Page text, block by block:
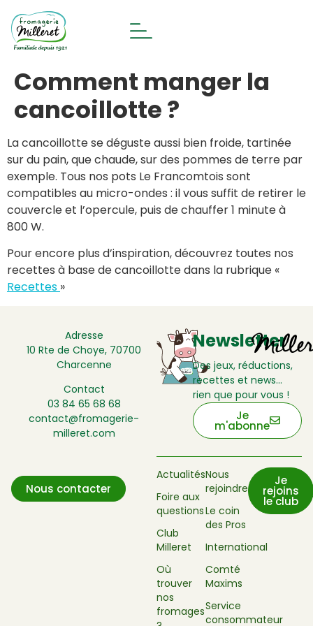
Comment manger la
cancoillotte ?
La cancoillotte se déguste aussi bien froide, tartinée
sur du pain, que chaude, sur des pommes de terre par
exemple. Tous nos pots Le Francomtois sont
compatibles au micro-ondes : il vous suffit de retirer le
couvercle et l’opercule, puis de chauffer 1 minute à
800 W.
Pour encore plus d’inspiration, découvrez toutes nos
recettes à base de cancoillotte dans la rubrique «
Recettes »
Adresse
10 Rte de Choye, 70700
Charcenne
Contact
03 84 65 68 68
contact@fromagerie-
milleret.com
Nous contacter
Newsletter
Des jeux, réductions,
recettes et news…
rien que pour vous !
Je
m'abonne
Actualités
Foire aux
questions
Club
Milleret
Où
trouver
nos
fromages
Nous
rejoindre
Le coin
des Pros
International
Comté
Maxims
Service
consommateur
Je
rejoins
le club